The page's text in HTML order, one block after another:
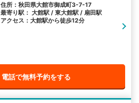
住所：秋田県大館市御成町3-7-17
最寄り駅： 大館駅 / 東大館駅 / 扇田駅
アクセス：大館駅から徒歩12分
電話で無料予約をする